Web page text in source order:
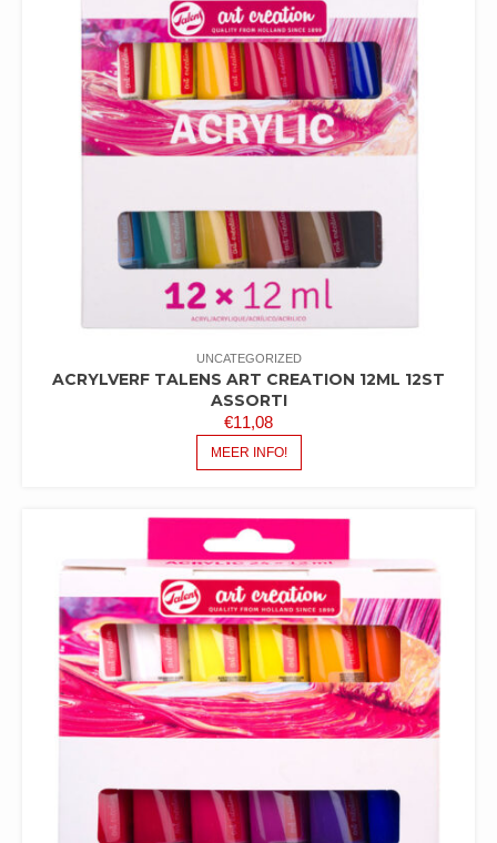
UNCATEGORIZED
ACRYLVERF TALENS ART CREATION 12ML 12ST
ASSORTI
€11,08
MEER INFO!